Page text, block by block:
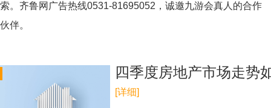
索。齐鲁网广告热线0531-81695052 ，诚邀九游会真人的合作
伙伴。
四季度房地产市场走势
[详细]